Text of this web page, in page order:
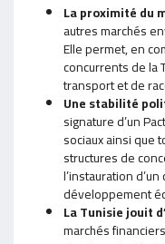
La proximité du
autres marchés
Elle permet, en
concurrents de la
transport et de
Une stabilité
signature d’un
sociaux ainsi que
structures de
l’instauration
développement
La Tunisie jouit
marchés